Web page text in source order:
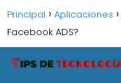
Principal Aplicaciones
Facebook ADS?